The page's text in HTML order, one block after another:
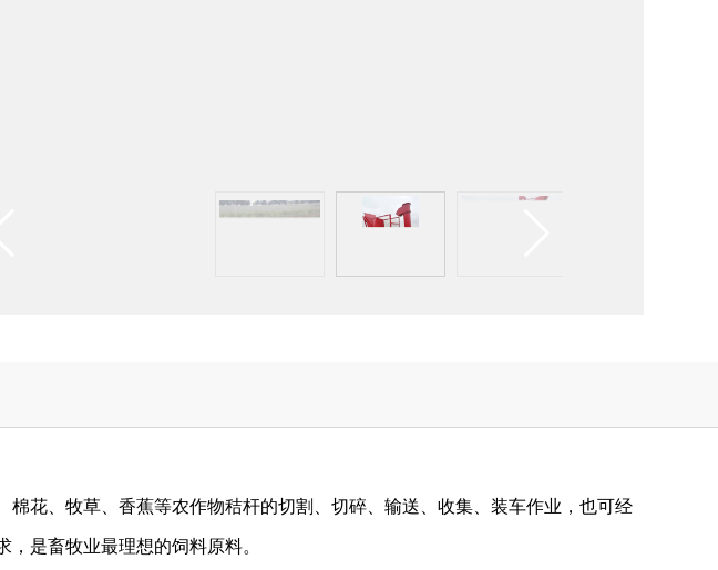
花、牧草、香蕉等农作物秸杆的切割、切碎、输送、收集、装车作业，也可经
是畜牧业最理想的饲料原料。